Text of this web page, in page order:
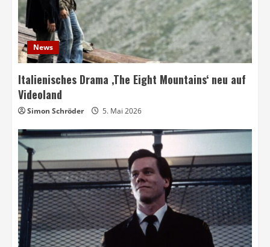
News
Italienisches Drama ‚The Eight Mountains‘ neu auf
Videoland
Simon Schröder 5. Mai 2026